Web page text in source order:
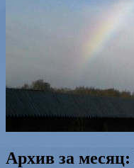
Архив за месяц: